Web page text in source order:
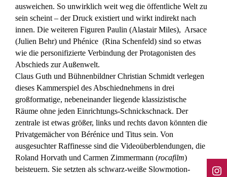
ausweichen. So unwirklich weit weg die öffentliche Welt zu
sein scheint – der Druck existiert und wirkt indirekt nach
innen. Die weiteren Figuren Paulin (Alastair Miles), Arsace
(Julien Behr) und Phénice (Rina Schenfeld) sind so etwas
wie die personifizierte Verbindung der Protagonisten des
Abschieds zur Außenwelt.
Claus Guth und Bühnenbildner Christian Schmidt verlegen
dieses Kammerspiel des Abschiednehmens in drei
großformatige, nebeneinander liegende klassizistische
Räume ohne jeden Einrichtungs-Schnickschnack. Der
zentrale ist etwas größer, links und rechts davon könnten die
Privatgemächer von Bérénice und Titus sein. Von
ausgesuchter Raffinesse sind die Videoüberblendungen, die
Roland Horvath und Carmen Zimmermann (rocafilm)
beisteuern. Sie setzten als schwarz-weiße Slowmotion-